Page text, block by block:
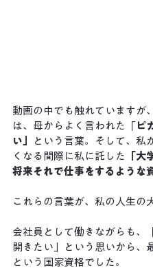
動画の中でも触れていますが
は、母からよく言われた「 ピ
い」
という言葉。そして、私
くなる間際に私に託した
「大
将来それで仕事をするような
これらの言葉が、私の人生の
会社員として働きながらも、
開きたい」という思いから、
という国家資格でした。